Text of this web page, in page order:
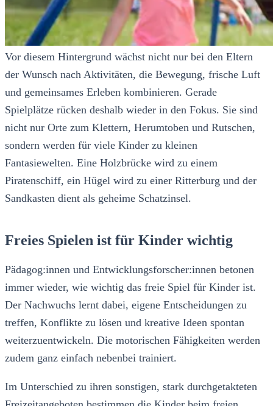
Vor diesem Hintergrund wächst nicht nur bei den Eltern
der Wunsch nach Aktivitäten, die Bewegung, frische Luft
und gemeinsames Erleben kombinieren. Gerade
Spielplätze rücken deshalb wieder in den Fokus. Sie sind
nicht nur Orte zum Klettern, Herumtoben und Rutschen,
sondern werden für viele Kinder zu kleinen
Fantasiewelten. Eine Holzbrücke wird zu einem
Piratenschiff, ein Hügel wird zu einer Ritterburg und der
Sandkasten dient als geheime Schatzinsel.
Freies Spielen ist für Kinder wichtig
Pädagog:innen und Entwicklungsforscher:innen betonen
immer wieder, wie wichtig das freie Spiel für Kinder ist.
Der Nachwuchs lernt dabei, eigene Entscheidungen zu
treffen, Konflikte zu lösen und kreative Ideen spontan
weiterzuentwickeln. Die motorischen Fähigkeiten werden
zudem ganz einfach nebenbei trainiert.
Im Unterschied zu ihren sonstigen, stark durchgetakteten